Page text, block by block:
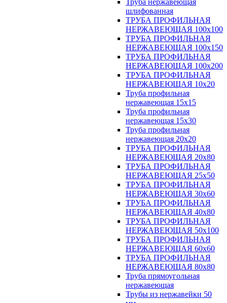
Труба нержавеющая
шлифованная
ТРУБА ПРОФИЛЬНАЯ
НЕРЖАВЕЮЩАЯ 100х100
ТРУБА ПРОФИЛЬНАЯ
НЕРЖАВЕЮЩАЯ 100х150
ТРУБА ПРОФИЛЬНАЯ
НЕРЖАВЕЮЩАЯ 100х200
ТРУБА ПРОФИЛЬНАЯ
НЕРЖАВЕЮЩАЯ 10х20
Труба профильная
нержавеющая 15х15
Труба профильная
нержавеющая 15х30
Труба профильная
нержавеющая 20х20
ТРУБА ПРОФИЛЬНАЯ
НЕРЖАВЕЮЩАЯ 20х80
ТРУБА ПРОФИЛЬНАЯ
НЕРЖАВЕЮЩАЯ 25х50
ТРУБА ПРОФИЛЬНАЯ
НЕРЖАВЕЮЩАЯ 30х60
ТРУБА ПРОФИЛЬНАЯ
НЕРЖАВЕЮЩАЯ 40х80
ТРУБА ПРОФИЛЬНАЯ
НЕРЖАВЕЮЩАЯ 50х100
ТРУБА ПРОФИЛЬНАЯ
НЕРЖАВЕЮЩАЯ 60х60
ТРУБА ПРОФИЛЬНАЯ
НЕРЖАВЕЮЩАЯ 80х80
Труба прямоугольная
нержавеющая
Трубы из нержавейки 50